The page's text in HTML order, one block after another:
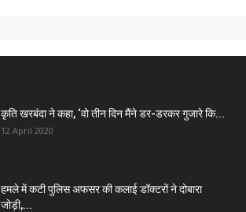
कृति खरबंदा ने कहा, ‘वो तीन दिन मैंने डर-डरकर गुजारे कि...
12 April 2020
हमले में कटी पुलिस अफसर की कलाई डॉक्टरों ने दोबारा
जोड़ी,...